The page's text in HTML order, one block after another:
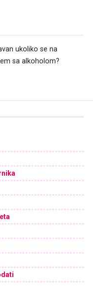
ukoliko se na
sa alkoholom?